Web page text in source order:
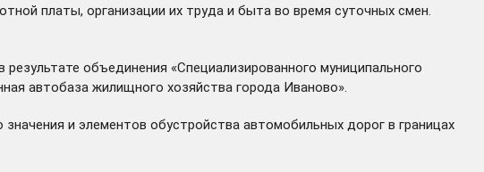
платы, организации их труда и быта во время суточных смен.
объединения «Специализированного муниципального
автобаза жилищного хозяйства города Иваново».
и элементов обустройства автомобильных дорог в границах